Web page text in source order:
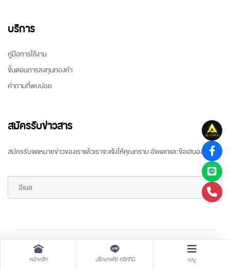
บริการ
คู่มือการใช้งาน
ขั้นตอนการลงทุนทองคำ
คำถามที่พบบ่อย
สมัครรับข่าวสาร
สมัครรับจดหมายข่าวของเราแล้วเราจะแจ้งให้คุณทราบ อัพเดทและข้อเสนอล่าสุด
Copyright © 2026 All rights reserved ARR Gold Trading
หน้าหลัก ปรึกษาฟรี! คลิกที่นี่ เมนู